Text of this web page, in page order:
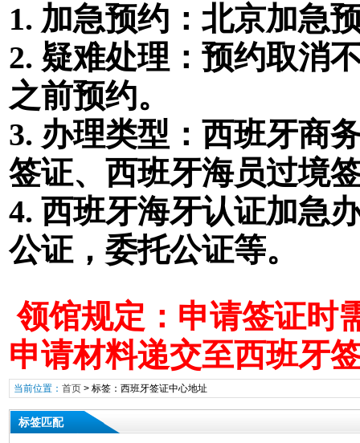
1. 加急预约：北京加急
2. 疑难处理：预约取消
之前预约。
3. 办理类型 ： 西班牙商
签证、西班牙海员过境
4. 西班牙海牙认证加急
公证，委托公证等。
领馆规定：申请签证时
申请材料递交至西班牙
当前位置： 首页> 标签：西班牙签证中心地址
标签匹配